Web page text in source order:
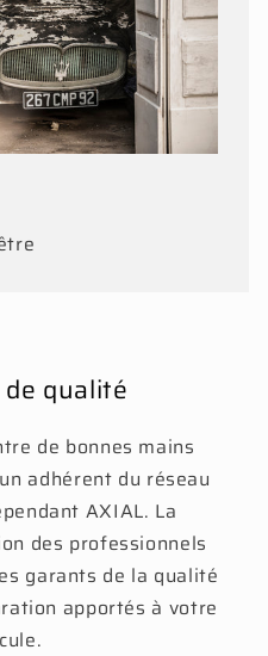
de qualité
de bonnes mains
adhérent du réseau
AXIAL. La
des professionnels
garants de la qualité
apportés à votre